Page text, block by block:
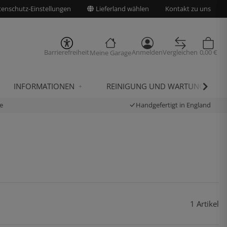
Einstellungen Lieferland wählen Kontakt zu uns
BarrierefreiheitMeine GarageAnmeldenVergleichen 0,00 €
INFORMATIONEN REINIGUNG UND WARTUNG
Handgefertigt in England
1 Artikel